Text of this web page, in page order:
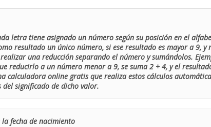
letra tiene asignado un número según su posición en el
resultado un único número, si ese resultado es mayor a 9, y
una reducción separando el número y sumándolos.
reducirlo a un número menor a 9, se suma 2 + 4, y el
calculadora online gratis que realiza estos cálculos
del significado de dicho valor.
fecha de nacimiento